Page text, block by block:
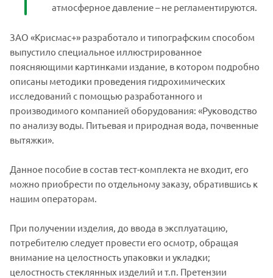
атмосферное давление – не регламентируются.
ЗАО «Крисмас+» разработало и типографским способом
выпустило специальное иллюстрированное
поясняющими картинками издание, в котором подробно
описаны методики проведения гидрохимических
исследований с помощью разработанного и
производимого компанией оборудования: «Руководство
по анализу воды. Питьевая и природная вода, почвенные
вытяжки».
Данное пособие в состав тест-комплекта не входит, его
можно приобрести по отдельному заказу, обратившись к
нашим операторам.
При получении изделия, до ввода в эксплуатацию,
потребителю следует провести его осмотр, обращая
внимание на целостность упаковки и укладки;
целостность стеклянных изделий и т.п. Претензии